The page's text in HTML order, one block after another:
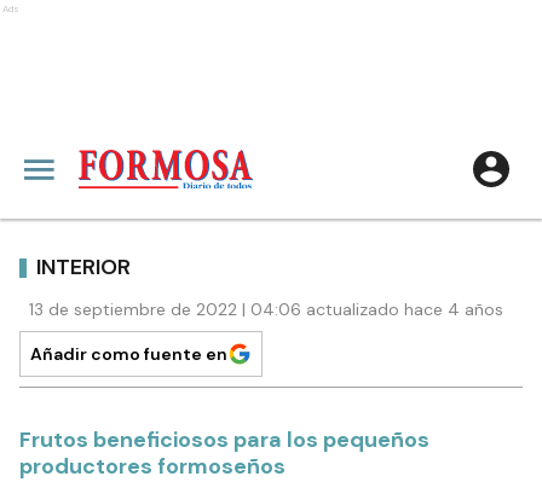
Ads
INTERIOR
13 de septiembre de 2022 | 04:06 actualizado hace 4 años
Añadir como fuente en
Frutos beneficiosos para los pequeños
productores formoseños